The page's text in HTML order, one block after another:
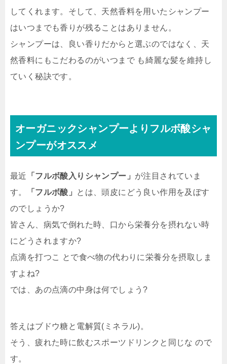
してくれます。 そして、天然香料を用いたシャンプー
はいつまでも香りが残ることはありません。
シャンプーは、良い香りだからと選ぶのではなく、天
然香料にもこだわるのがいつまで も綺麗な髪を維持し
ていく秘訣です。
オーガニックシャンプーよりフルボ酸シャ
ンプーがオススメ
最近 「フルボ酸入りシャンプー」 が注目されていま
す。
「フルボ酸」
とは、頭皮にどう良い作用を及ぼす
のでしょうか?
皆さん、病気で倒れた時、口から栄養分を摂れない時
にどうされますか?
点滴を打つこ とで食べ物の代わりに栄養分を摂取しま
すよね?
では、あの点滴の中身は何でしょう?
答えはブドウ糖と電解質(ミネラル)。
そう、疲れた時に飲むスポーツドリンクと同じな ので
す。